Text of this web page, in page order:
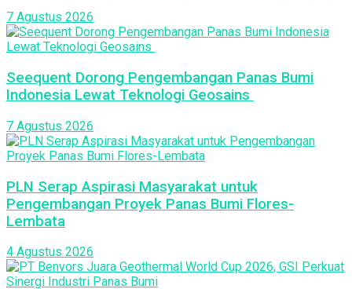
7 Agustus 2026
Seequent Dorong Pengembangan Panas Bumi
Indonesia Lewat Teknologi Geosains
7 Agustus 2026
PLN Serap Aspirasi Masyarakat untuk
Pengembangan Proyek Panas Bumi Flores-
Lembata
4 Agustus 2026